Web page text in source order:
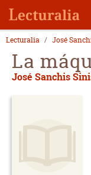
Lecturalia José
La
José Sanchis